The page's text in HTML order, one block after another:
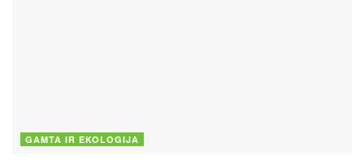
GAMTA IR EKOLOGIJA